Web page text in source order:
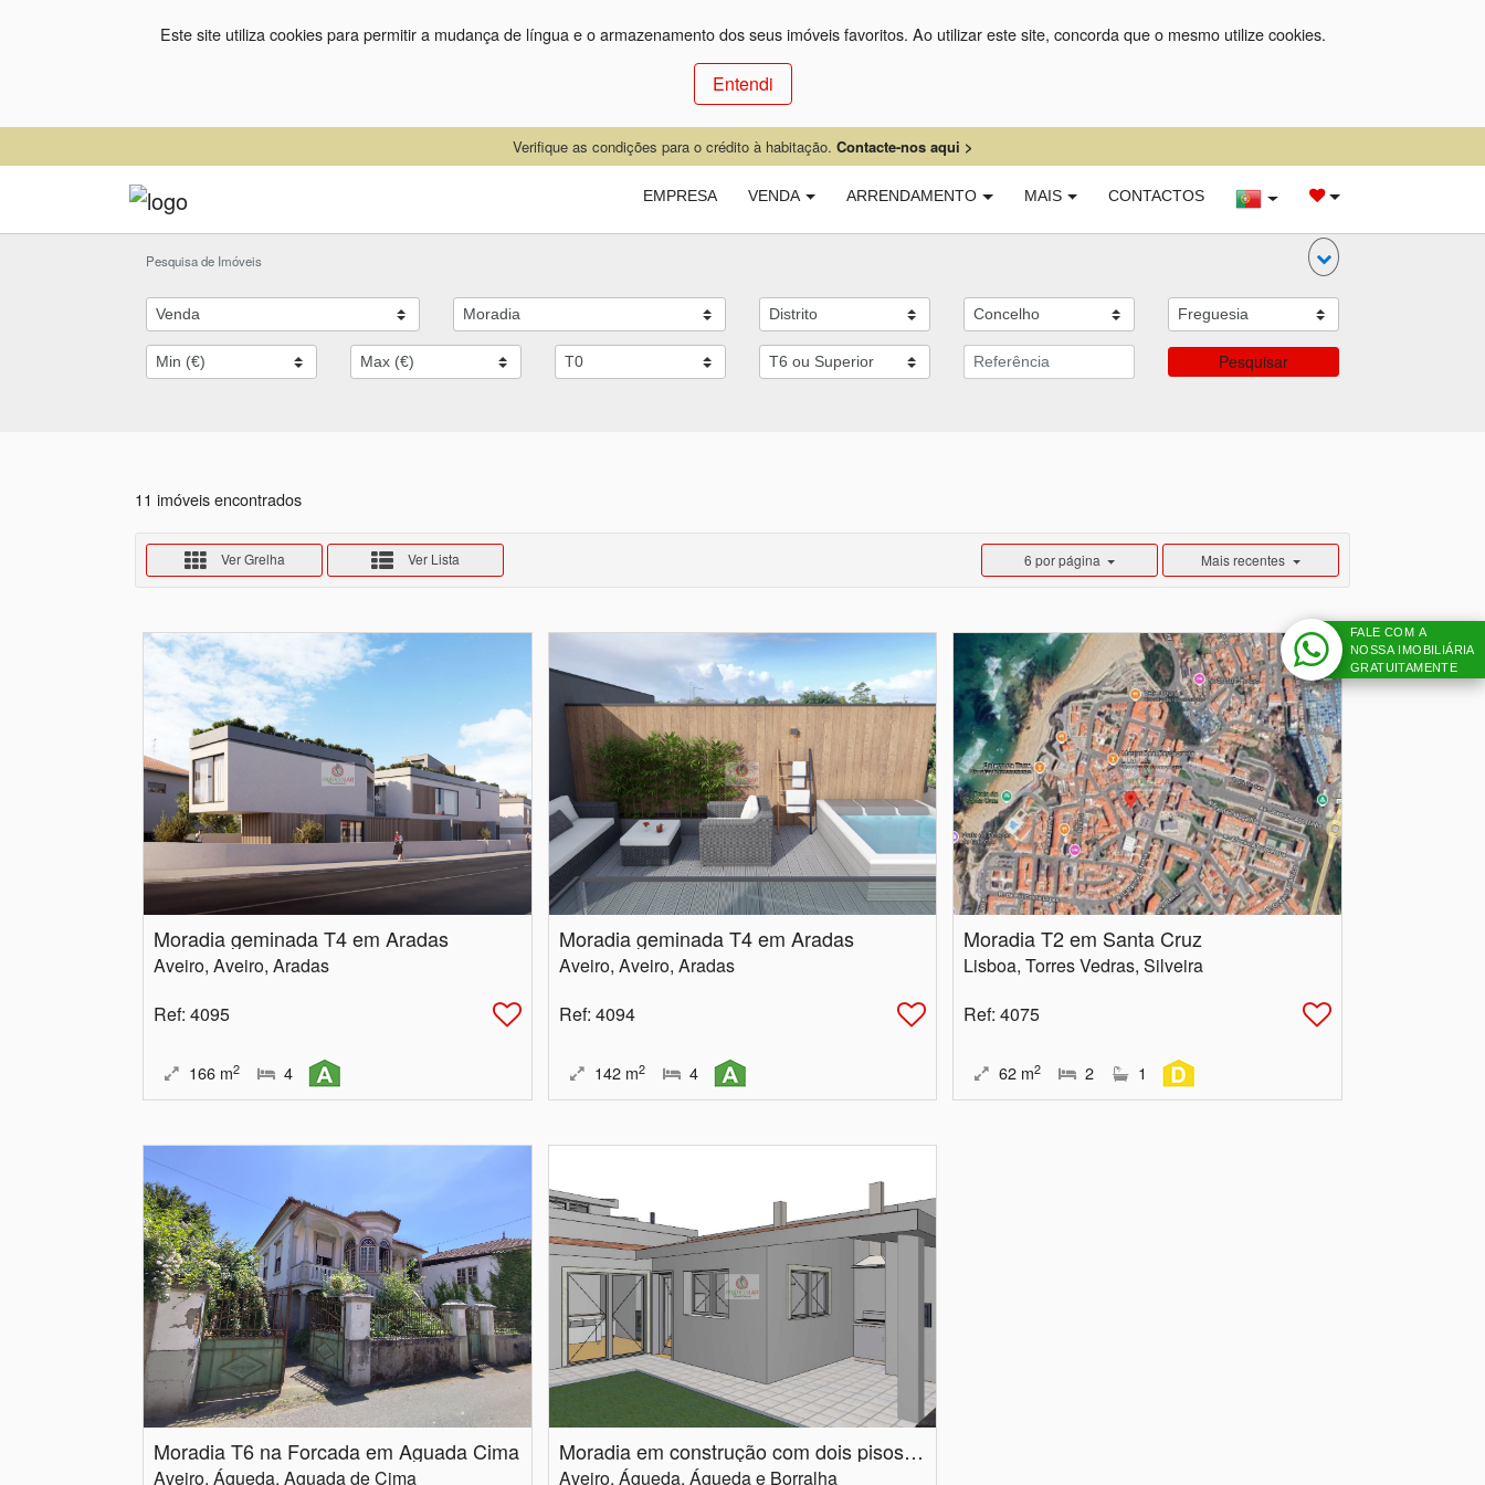
Este site utiliza cookies para permitir a mudança de língua e o armazenamento dos seus imóveis favoritos. Ao utilizar este site, concorda que o mesmo utilize cookies.
Entendi
Verifique as condições para o crédito à habitação. Contacte-nos aqui >
EMPRESA VENDA ARRENDAMENTO MAIS CONTACTOS
Pesquisa de Imóveis
Pesquisar
11 imóveis encontrados
Ver Grelha Ver Lista 6 por página Mais recentes
Moradia geminada T4 em Aradas
Aveiro, Aveiro, Aradas
Ref: 4095
166 m2 4
Moradia geminada T4 em Aradas
Aveiro, Aveiro, Aradas
Ref: 4094
142 m2 4
Moradia T2 em Santa Cruz
Lisboa, Torres Vedras, Silveira
Ref: 4075
62 m2 2 1
Moradia T6 na Forcada em Aguada Cima
Aveiro, Águeda, Aguada de Cima
Moradia em construção com dois pisos e logradouro
Aveiro, Águeda, Águeda e Borralha
FALE COM A
NOSSA IMOBILIÁRIA
GRATUITAMENTE